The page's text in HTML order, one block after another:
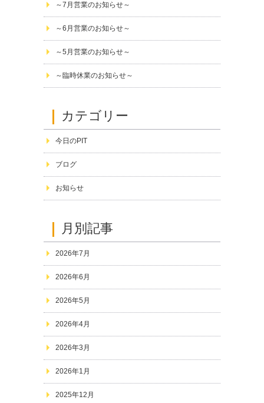
～7月営業のお知らせ～
～6月営業のお知らせ～
～5月営業のお知らせ～
～臨時休業のお知らせ～
カテゴリー
今日のPIT
ブログ
お知らせ
月別記事
2026年7月
2026年6月
2026年5月
2026年4月
2026年3月
2026年1月
2025年12月